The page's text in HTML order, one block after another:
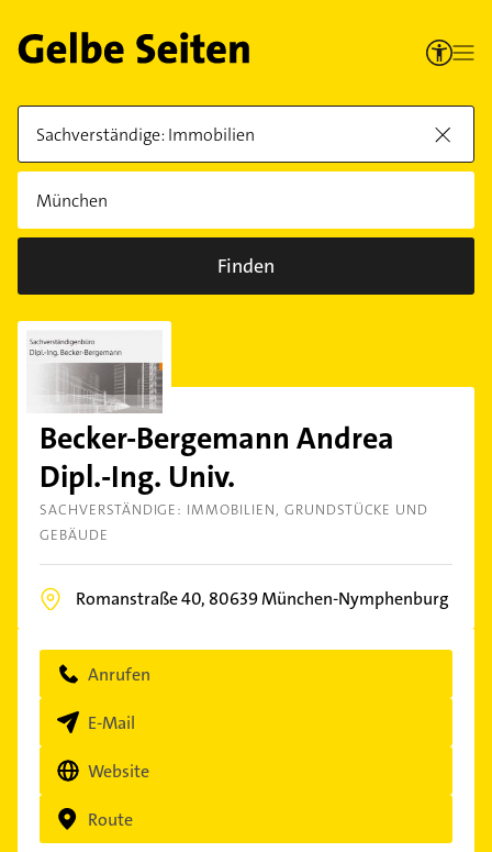
Finden
Becker-Bergemann Andrea
Dipl.-Ing. Univ.
SACHVERSTÄNDIGE: IMMOBILIEN GRUNDSTÜCKE UND
GEBÄUDE
Romanstraße 40, 80639München-Nymphenburg
Anrufen
E-Mail
Website
Route